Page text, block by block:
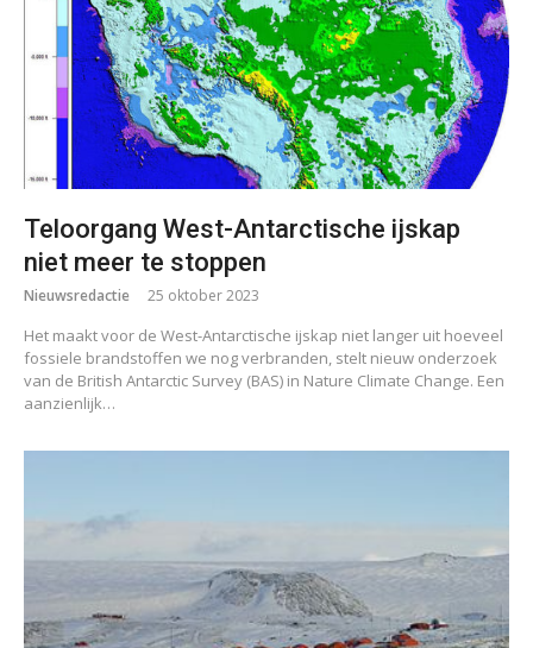
Teloorgang West-Antarctische ijskap
niet meer te stoppen
Nieuwsredactie 25 oktober 2023
Het maakt voor de West-Antarctische ijskap niet langer uit hoeveel
fossiele brandstoffen we nog verbranden, stelt nieuw onderzoek
van de British Antarctic Survey (BAS) in Nature Climate Change. Een
aanzienlijk…